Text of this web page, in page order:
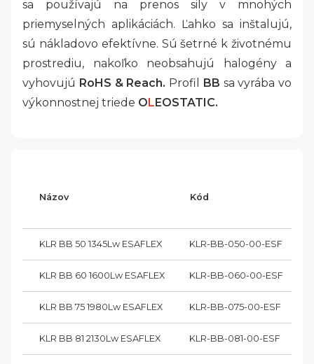
sa používajú na prenos sily v mnohých
priemyselných aplikáciách. Ľahko sa inštalujú,
sú nákladovo efektívne. Sú šetrné k životnému
prostrediu, nakoľko neobsahujú halogény a
vyhovujú RoHS & Reach. Profil BB sa vyrába vo
výkonnostnej triede O L EOSTATIC.
Názov Kód
KLR BB 50 1345Lw ESAFLEX KLR-BB-050-00-ESF
KLR BB 60 1600Lw ESAFLEX KLR-BB-060-00-ESF
KLR BB 75 1980Lw ESAFLEX KLR-BB-075-00-ESF
KLR BB 81 2130Lw ESAFLEX KLR-BB-081-00-ESF